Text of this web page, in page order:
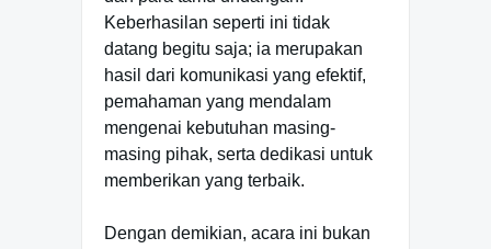
Keberhasilan seperti ini tidak
datang begitu saja; ia merupakan
hasil dari komunikasi yang efektif,
pemahaman yang mendalam
mengenai kebutuhan masing-
masing pihak, serta dedikasi untuk
memberikan yang terbaik.
Dengan demikian, acara ini bukan